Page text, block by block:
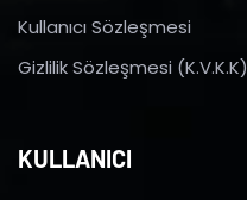
Kullanıcı Sözleşmesi
Gizlilik Sözleşmesi (K.V.K.K)
KULLANICI